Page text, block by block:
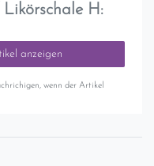
H:
anzeigen
wenn der Artikel